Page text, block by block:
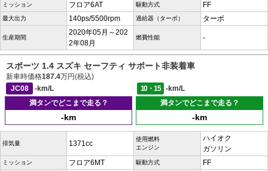
ミッション フロア6AT 駆動方式 FF
最大出力 140ps/5500rpm 過給器（ターボ） ターボ
生産期間
2020年05月～202
2年08月
燃費性能 -
スポーツ 1.4 スズキ セーフティ サポート非装着車
新車時価格187.4万円(税込)
JC08
-km/L 10・15
-km/L
満タンでどこまで走る？
-km
満タンでどこまで走る？
-km
排気量 1371cc
使用燃料
エンジン
ハイオク
ガソリン
ミッション フロア6MT 駆動方式 FF